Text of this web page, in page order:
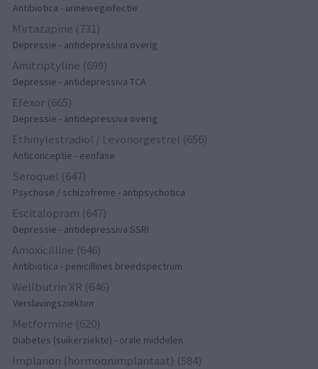
Antibiotica - urineweginfectie
Mirtazapine (731)
Depressie - antidepressiva overig
Amitriptyline (699)
Depressie - antidepressiva TCA
Efexor (665)
Depressie - antidepressiva overig
Ethinylestradiol / Levonorgestrel (656)
Anticonceptie - eenfase
Seroquel (647)
Psychose / schizofrenie - antipsychotica
Escitalopram (647)
Depressie - antidepressiva SSRI
Amoxicilline (646)
Antibiotica - penicillines breedspectrum
Wellbutrin XR (646)
Verslavingsziekten
Metformine (620)
Diabetes (suikerziekte) - orale middelen
Implanon (hormoonimplantaat) (584)